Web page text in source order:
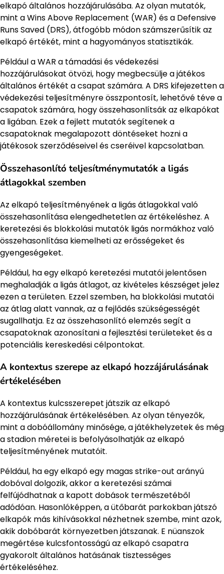
elkapó általános hozzájárulásába. Az olyan mutatók,
mint a Wins Above Replacement (WAR) és a Defensive
Runs Saved (DRS), átfogóbb módon számszerűsítik az
elkapó értékét, mint a hagyományos statisztikák.
Például a WAR a támadási és védekezési
hozzájárulásokat ötvözi, hogy megbecsülje a játékos
általános értékét a csapat számára. A DRS kifejezetten a
védekezési teljesítményre összpontosít, lehetővé téve a
csapatok számára, hogy összehasonlítsák az elkapókat
a ligában. Ezek a fejlett mutatók segítenek a
csapatoknak megalapozott döntéseket hozni a
játékosok szerződéseivel és cseréivel kapcsolatban.
Összehasonlító teljesítménymutatók a ligás
átlagokkal szemben
Az elkapó teljesítményének a ligás átlagokkal való
összehasonlítása elengedhetetlen az értékeléshez. A
keretezési és blokkolási mutatók ligás normákhoz való
összehasonlítása kiemelheti az erősségeket és
gyengeségeket.
Például, ha egy elkapó keretezési mutatói jelentősen
meghaladják a ligás átlagot, az kivételes készséget jelez
ezen a területen. Ezzel szemben, ha blokkolási mutatói
az átlag alatt vannak, az a fejlődés szükségességét
sugallhatja. Ez az összehasonlító elemzés segít a
csapatoknak azonosítani a fejlesztési területeket és a
potenciális kereskedési célpontokat.
A kontextus szerepe az elkapó hozzájárulásának
értékelésében
A kontextus kulcsszerepet játszik az elkapó
hozzájárulásának értékelésében. Az olyan tényezők,
mint a dobóállomány minősége, a játékhelyzetek és még
a stadion méretei is befolyásolhatják az elkapó
teljesítményének mutatóit.
Például, ha egy elkapó egy magas strike-out arányú
dobóval dolgozik, akkor a keretezési számai
felfújódhatnak a kapott dobások természetéből
adódóan. Hasonlóképpen, a ütőbarát parkokban játszó
elkapók más kihívásokkal nézhetnek szembe, mint azok,
akik dobóbarát környezetben játszanak. E nüanszok
megértése kulcsfontosságú az elkapó csapatra
gyakorolt általános hatásának tisztességes
értékeléséhez.